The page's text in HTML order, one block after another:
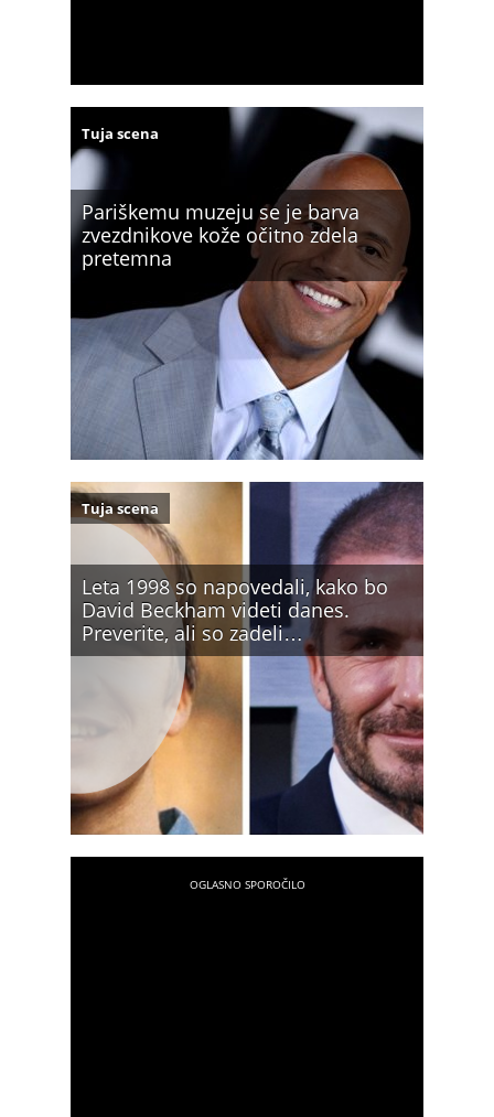
Pariškemu muzeju se je barva
zvezdnikove kože očitno zdela
pretemna
Tuja scena
Leta 1998 so napovedali, kako bo
David Beckham videti danes.
Preverite, ali so zadeli…
Tuja scena